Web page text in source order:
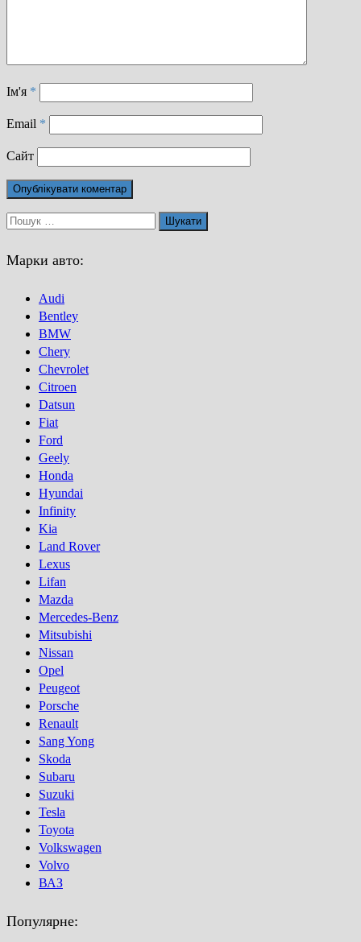
Ім'я *
Email *
Сайт
Пошук:
Марки авто:
Audi
Bentley
BMW
Chery
Chevrolet
Citroen
Datsun
Fiat
Ford
Geely
Honda
Hyundai
Infinity
Kia
Land Rover
Lexus
Lifan
Mazda
Mercedes-Benz
Mitsubishi
Nissan
Opel
Peugeot
Porsсhe
Renault
Sang Yong
Skoda
Subaru
Suzuki
Tesla
Toyota
Volkswagen
Volvo
ВАЗ
Популярне: